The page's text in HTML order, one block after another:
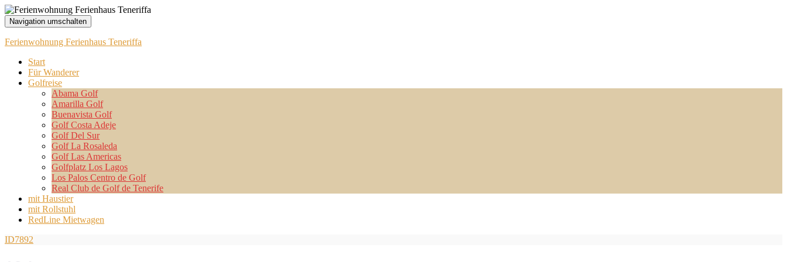
Navigation umschalten
Ferienwohnung Ferienhaus Teneriffa
Start
Für Wanderer
Golfreise
Abama Golf
Amarilla Golf
Buenavista Golf
Golf Costa Adeje
Golf Del Sur
Golf La Rosaleda
Golf Las Americas
Golfplatz Los Lagos
Los Palos Centro de Golf
Real Club de Golf de Tenerife
mit Haustier
mit Rollstuhl
RedLine Mietwagen
ID7892